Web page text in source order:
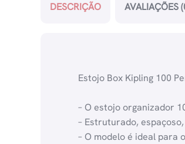
DESCRIÇÃO AVALIAÇÕES
Estojo Box Kipling 100
– O estojo organizador
– Estruturado,
– O modelo é ideal para